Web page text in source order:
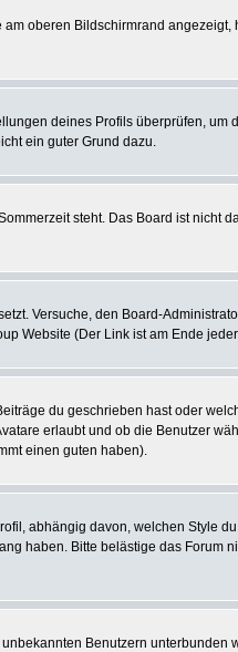
oberen Bildschirmrand
deines Profils überprüfen, um
ein guter Grund dazu.
steht. Das Board ist nicht
Versuche, den Board-
Website (Der Link ist am Ende
du geschrieben hast oder
erlaubt und ob die Benutzer
einen guten haben).
abhängig davon, welchen Style
haben. Bitte belästige das Forum
Benutzern unterbunden